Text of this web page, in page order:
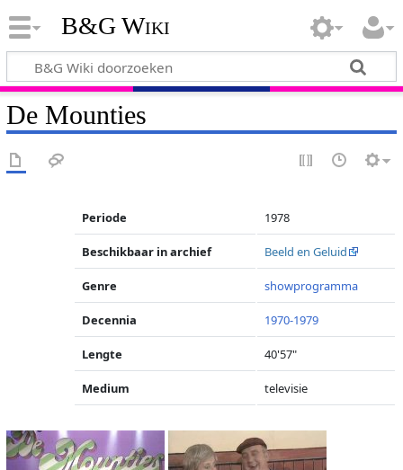
B&G Wiki
De Mounties
Periode 1978
Beschikbaar in archief Beeld en Geluid
Genre showprogramma
Decennia 1970-1979
Lengte 40'57"
Medium televisie